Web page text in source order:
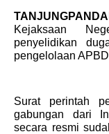
Kejaksaan
penyelidikan
pengelolaan
Surat perintah
gabungan dari
secara resmi